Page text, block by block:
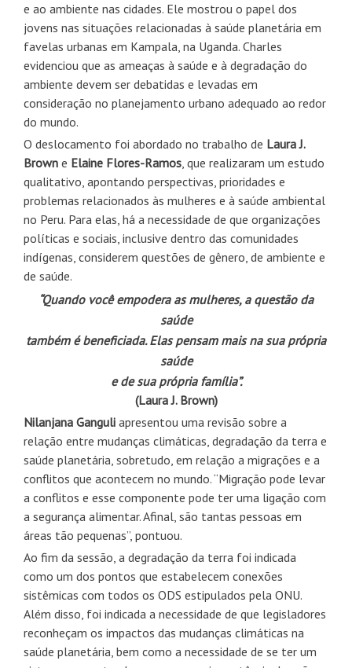
e ao ambiente nas cidades. Ele mostrou o papel dos
jovens nas situações relacionadas à saúde planetária em
favelas urbanas em Kampala, na Uganda. Charles
evidenciou que as ameaças à saúde e à degradação do
ambiente devem ser debatidas e levadas em
consideração no planejamento urbano adequado ao redor
do mundo.
O deslocamento foi abordado no trabalho de Laura J.
Brown e Elaine Flores-Ramos, que realizaram um estudo
qualitativo, apontando perspectivas, prioridades e
problemas relacionados às mulheres e à saúde ambiental
no Peru. Para elas, há a necessidade de que organizações
políticas e sociais, inclusive dentro das comunidades
indígenas, considerem questões de gênero, de ambiente e
de saúde.
“Quando você empodera as mulheres, a questão da
saúde
também é beneficiada. Elas pensam mais na sua própria
saúde
e de sua própria família”.
(Laura J. Brown)
Nilanjana Ganguli apresentou uma revisão sobre a
relação entre mudanças climáticas, degradação da terra e
saúde planetária, sobretudo, em relação a migrações e a
conflitos que acontecem no mundo. “Migração pode levar
a conflitos e esse componente pode ter uma ligação com
a segurança alimentar. Afinal, são tantas pessoas em
áreas tão pequenas”, pontuou.
Ao fim da sessão, a degradação da terra foi indicada
como um dos pontos que estabelecem conexões
sistêmicas com todos os ODS estipulados pela ONU.
Além disso, foi indicada a necessidade de que legisladores
reconheçam os impactos das mudanças climáticas na
saúde planetária, bem como a necessidade de se ter um